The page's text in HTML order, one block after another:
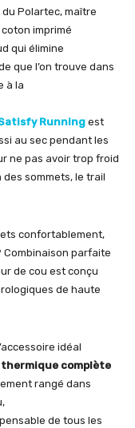
Polartec, maître
imprimé
qui élimine
que l’on trouve dans
à la
Running est
au sec pendant les
ne pas avoir trop froid
des sommets, le trail
confortablement,
parfaite
de cou est conçu
de haute
idéal
complète
rangé dans
de tous les